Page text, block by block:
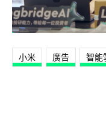
小米 廣告 智能